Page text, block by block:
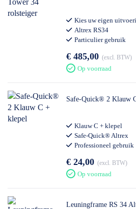
Kies uw eigen
Altrex RS34
Particulier gebruik
€ 485,00 excl. BTW
Op voorraad
Safe-Quick® 2 Klauw
Klauw C + klepel
Safe-Quick® Altrex
Professioneel gebruik
€ 24,00 excl. BTW
Op voorraad
Leuningframe RS 34